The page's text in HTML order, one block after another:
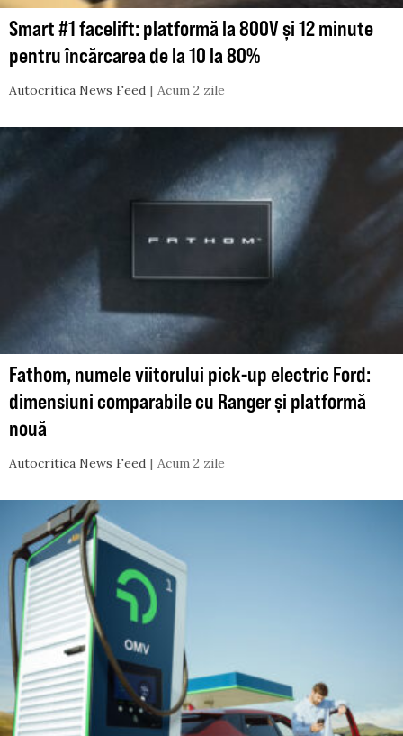
Smart #1 facelift: platformă la 800V și 12 minute
pentru încărcarea de la 10 la 80%
Autocritica News Feed Acum 2 zile
Fathom, numele viitorului pick-up electric Ford:
dimensiuni comparabile cu Ranger și platformă
nouă
Autocritica News Feed Acum 2 zile